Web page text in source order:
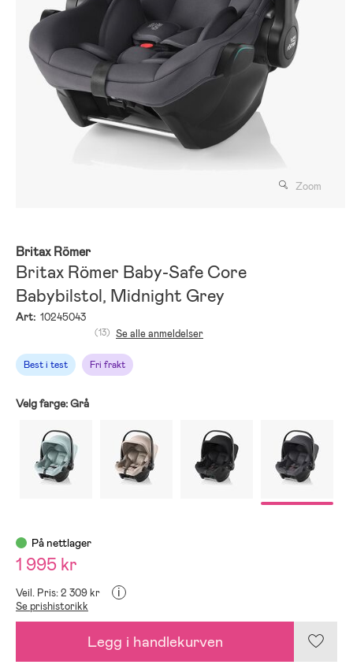
Zoom
Britax Römer
Britax Römer Baby-Safe Core
Babybilstol, Midnight Grey
Art: 10245043
Best i test Fri frakt
(13) Se alle anmeldelser
Velg farge:Grå
På nettlager
1 995 kr
Veil. Pris: 2 309 kr i
Se prishistorikk
Legg i handlekurven